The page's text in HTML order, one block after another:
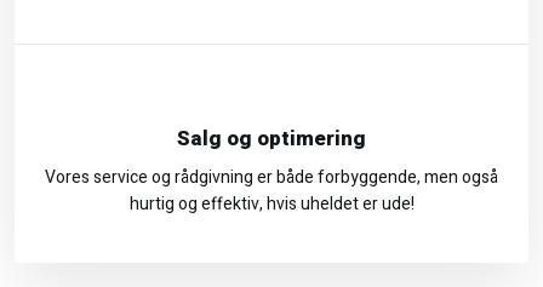
Salg og optimering
Vores service og rådgivning er både forbyggende, men også
hurtig og effektiv, hvis uheldet er ude!